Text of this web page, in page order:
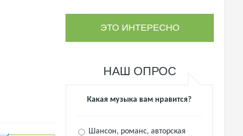
ЭТО ИНТЕРЕСНО
НАШ ОПРОС
Какая музыка вам нравится?
Шансон, романс, авторская